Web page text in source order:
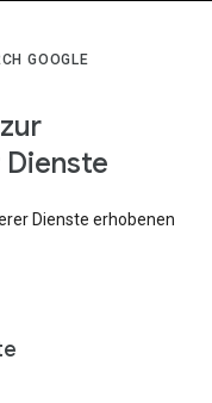
GOOGLE
Dienste erhobenen